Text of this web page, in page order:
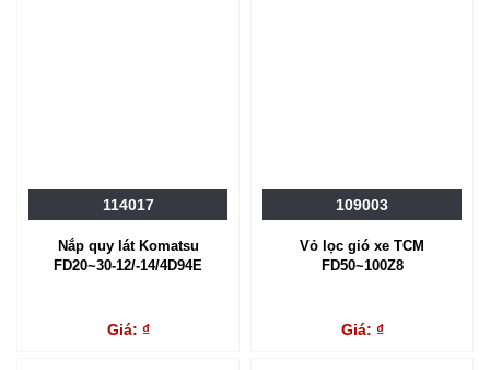
114017
Nắp quy lát Komatsu
FD20~30-12/-14/4D94E
Giá: ₫
109003
Vỏ lọc gió xe TCM
FD50~100Z8
Giá: ₫